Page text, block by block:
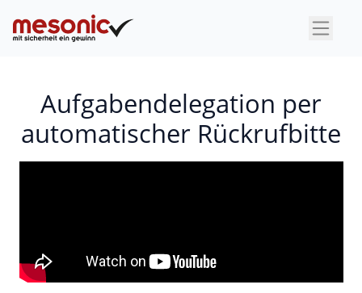
×
Aufgabendelegation per
automatischer Rückrufbitte